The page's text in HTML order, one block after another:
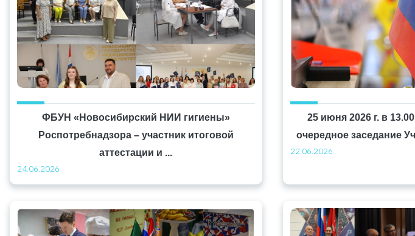
ФБУН «Новосибирский НИИ гигиены»
Роспотребнадзора – участник итоговой
аттестации и ...
24.06.2026
25 июня 2026 г. в
очередное заседание
22.06.2026